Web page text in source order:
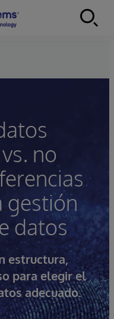
no
gestión
datos
estructura,
para elegir el
adecuado.